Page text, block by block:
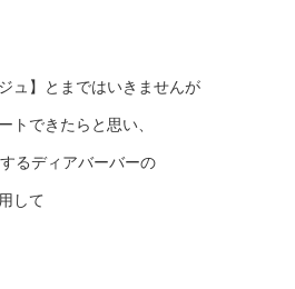
ュ】とまではいきませんが
トできたらと思い、
るディアバーバーの
して